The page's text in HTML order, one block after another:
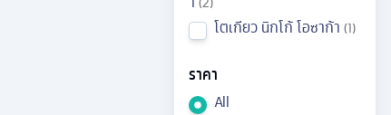
โตเกียว นิกโก้ โอซาก้า 1
ราคา
All